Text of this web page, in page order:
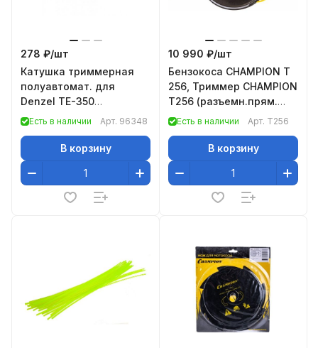
278 ₽/шт
Катушка триммерная
полуавтомат. для
Denzel TE-350
(арт.96619) в блистере,
Есть в наличии Арт. 96348
В корзину
10 990 ₽/шт
Бензокоса CHAMPION T
256, Триммер CHAMPION
Т256 (разъемн.прям.
0,75кВт 25,4см3 6,7кг
Есть в наличии Арт. T256
В корзину